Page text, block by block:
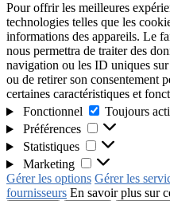
Pour offrir les meilleures
technologies telles que les
informations des appareils. Le
nous permettra de traiter des
navigation ou les ID uniques
ou de retirer son consentement
certaines caractéristiques et
Fonctionnel
Toujours
Préférences
Statistiques
Marketing
Gérer les options Gérer les
fournisseurs En savoir plus sur